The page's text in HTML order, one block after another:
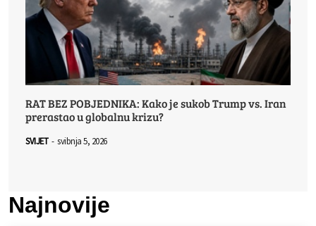
RAT BEZ POBJEDNIKA: Kako je sukob Trump vs. Iran
prerastao u globalnu krizu?
SVIJET - svibnja 5, 2026
Najnovije